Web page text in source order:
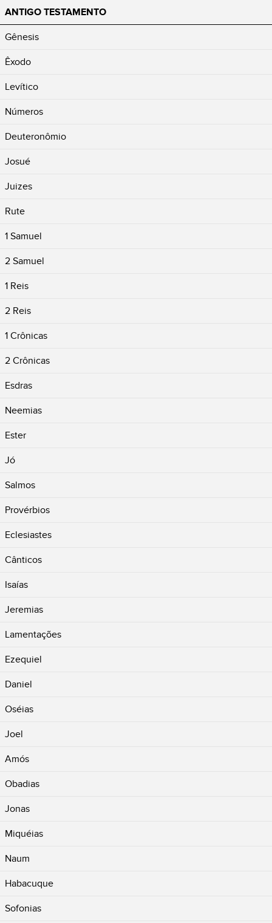
ANTIGO TESTAMENTO
Gênesis
Êxodo
Levítico
Números
Deuteronômio
Josué
Juizes
Rute
1 Samuel
2 Samuel
1 Reis
2 Reis
1 Crônicas
2 Crônicas
Esdras
Neemias
Ester
Jó
Salmos
Provérbios
Eclesiastes
Cânticos
Isaías
Jeremias
Lamentações
Ezequiel
Daniel
Oséias
Joel
Amós
Obadias
Jonas
Miquéias
Naum
Habacuque
Sofonias